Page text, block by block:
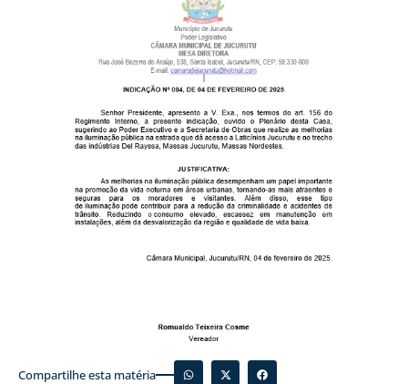
Compartilhe esta matéria